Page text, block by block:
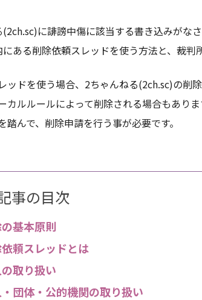
に誹謗中傷に該当する書き込みがな
ある削除依頼スレッドを使う⽅法と、裁判
ッドを使う場合、2ちゃんねる(2ch.sc)の削
カルルールによって削除される場合もあり
踏んで、削除申請を行う事が必要です。
事の目次
基本原則
頼スレッドとは
取り扱い
団体・公的機関の取り扱い